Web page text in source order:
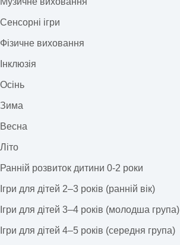
Сенсорні ігри
Фізичне виховання
Інклюзія
Осінь
Зима
Весна
Літо
Ранній розвиток дитини 0-2 роки
Ігри для дітей 2–3 років (ранній вік)
Ігри для дітей 3–4 років (молодша група)
Ігри для дітей 4–5 років (середня група)